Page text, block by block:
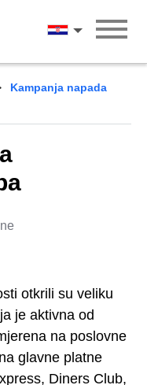
Hrvatski
Kampanja napada
otkrili su veliku
je aktivna od
na poslovne
glavne platne
Diners Club,